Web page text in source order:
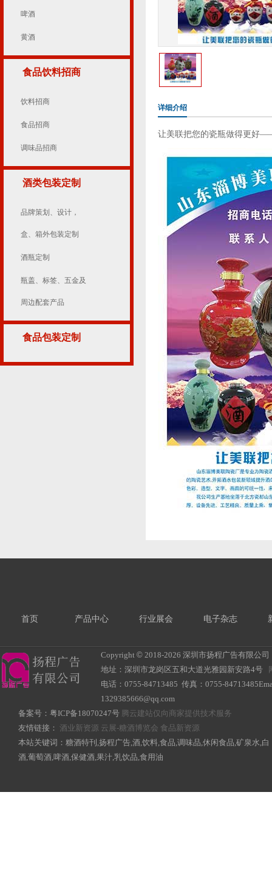
啤酒
黄酒
食品饮料招商
饮料招商
食品招商
调味品招商
酒类包装定制
品牌策划、设计，
盒、箱外包装定制
酒瓶定制
瓶盖、标签、五金及
周边配套产品
食品包装定制
详细介绍
让美联把您的瓷瓶做得更好
首页 产品中心 行业展会 电子杂志
Copyright © 2018-2026 深圳市扬程广告有限公
地址：深圳市龙岗区五和大道光雅园新安路4号
电话：0755-84713485 传真：0755-
1329385666@qq.com
备案号： 粤ICP备18070247号 腾云建站仅向商家提供技术服务
友情链接： 酒业新资源 云展-糖酒博览会 食品新资源
本站关键词：糖酒特刊,扬程广告,酒,饮料,食品,调味品,休闲食品,矿泉水,白
酒,葡萄酒,啤酒,保健酒,果汁,乳饮品,食用油